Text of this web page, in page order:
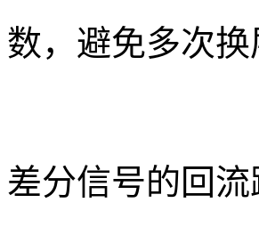
数，避免多次
差分信号的回